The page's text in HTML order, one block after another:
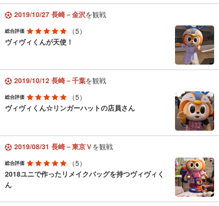
2019/10/27 長崎－金沢を観戦
総合評価
（5）
ヴィヴィくんが天使！
2019/10/12 長崎－千葉を観戦
総合評価
（5）
ヴィヴィくん☆リンガーハットの店員さん
2019/08/31 長崎－東京Ｖを観戦
総合評価
（5）
2018ユニで作ったリメイクバッグを持つヴィヴィく
ん